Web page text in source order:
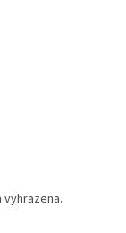
vyhrazena.